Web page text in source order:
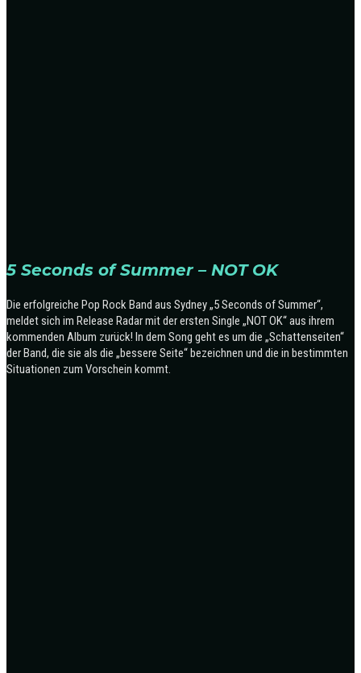
5 Seconds of Summer – NOT OK
Die erfolgreiche Pop Rock Band aus Sydney „5 Seconds of Summer“,
meldet sich im Release Radar mit der ersten Single „NOT OK“ aus ihrem
kommenden Album zurück! In dem Song geht es um die „Schattenseiten“
der Band, die sie als die „bessere Seite“ bezeichnen und die in bestimmten
Situationen zum Vorschein kommt.